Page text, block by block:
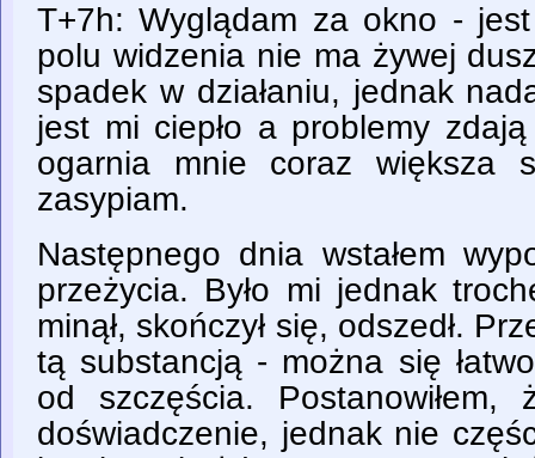
T+7h: Wyglądam za okno -
polu widzenia nie ma żywej
spadek w działaniu, jednak
jest mi ciepło a problemy
ogarnia mnie coraz większa
zasypiam.
Następnego dnia wstałem
przeżycia. Było mi jednak
minął, skończył się, odszedł.
tą substancją - można się
od szczęścia. Postanowiłem,
doświadczenie, jednak nie